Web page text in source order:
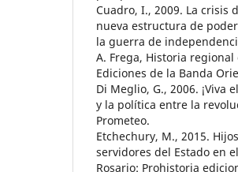
Cuadro, I., 2009. La crisis
nueva estructura de
la guerra de
A. Frega, Historia
Ediciones de la Banda
Di Meglio, G., 2006. ¡Viva
y la política entre la
Prometeo.
Etchechury, M., 2015.
servidores del Estado en
Rosario: Prohistoria